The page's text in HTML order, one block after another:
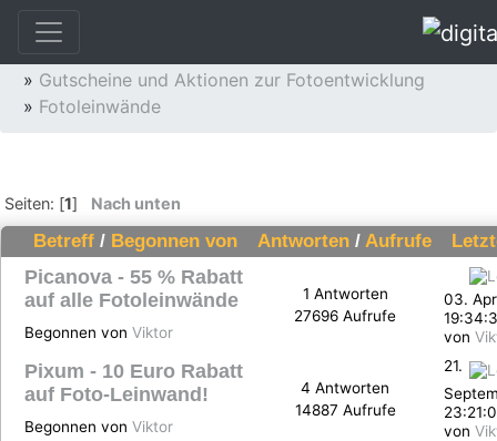
» Gutscheine und Aktionen zur Fotoentwicklung
» Fotoleinwände
Seiten: [1] Nach unten
Betreff/ Begonnen von Antworten / Aufrufe
Picanova - 55 % Rabatt
auf alle Fotoleinwände
Begonnen von Viktor
1 Antworten
27696 Aufrufe
03.
von
Pixum - 10 Euro Rabatt
auf Foto-Leinwand!
Begonnen von Viktor
4 Antworten
14887 Aufrufe
21.
von